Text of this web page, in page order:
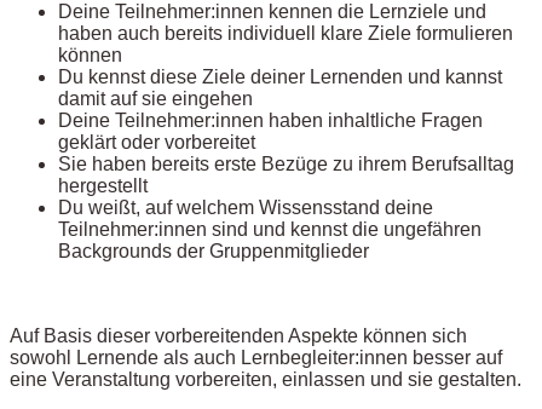
Deine Teilnehmer:innen kennen die Lernziele und
haben auch bereits individuell klare Ziele formulieren
können
Du kennst diese Ziele deiner Lernenden und kannst
damit auf sie eingehen
Deine Teilnehmer:innen haben inhaltliche Fragen
geklärt oder vorbereitet
Sie haben bereits erste Bezüge zu ihrem Berufsalltag
hergestellt
Du weißt, auf welchem Wissensstand deine
Teilnehmer:innen sind und kennst die ungefähren
Backgrounds der Gruppenmitglieder
Auf Basis dieser vorbereitenden Aspekte können sich
sowohl Lernende als auch Lernbegleiter:innen besser auf
eine Veranstaltung vorbereiten, einlassen und sie gestalten.